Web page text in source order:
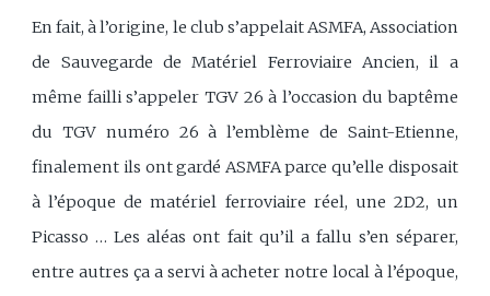
En fait, à l’origine, le club s’appelait ASMFA, Association
de Sauvegarde de Matériel Ferroviaire Ancien, il a
même failli s’appeler TGV 26 à l’occasion du baptême
du TGV numéro 26 à l’emblème de Saint-Etienne,
finalement ils ont gardé ASMFA parce qu’elle disposait
à l’époque de matériel ferroviaire réel, une 2D2, un
Picasso … Les aléas ont fait qu’il a fallu s’en séparer,
entre autres ça a servi à acheter notre local à l’époque,